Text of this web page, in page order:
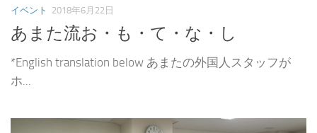
イベント 2018年6月22日
あまた流お・も・て・な・し
*English translation below あまたの外国人スタッフが
ホ...